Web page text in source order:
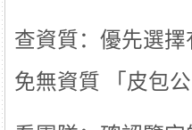
查資質：優先選
免無資質 「皮包公